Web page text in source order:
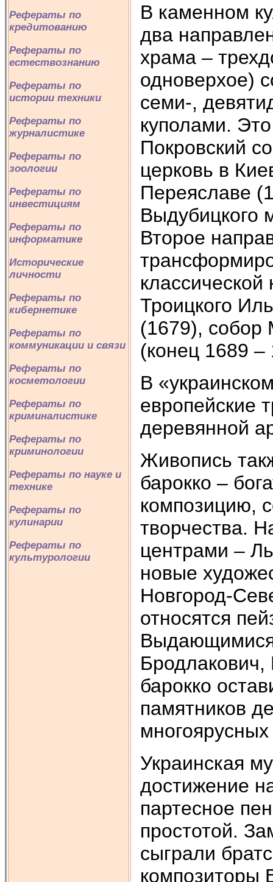
Рефераты по
кредитованию
Рефераты по
естествознанию
Рефераты по
истории техники
Рефераты по
журналистике
Рефераты по
зоологии
Рефераты по
инвестициям
Рефераты по
информатике
Исторические
личности
Рефераты по
кибернетике
Рефераты по
коммуникации и связи
Рефераты по
косметологии
Рефераты по
криминалистике
Рефераты по
криминологии
Рефераты по науке и
технике
Рефераты по
кулинарии
Рефераты по
культурологии
В каменном
два
храма –
одноверхое)
семи-,
куполами.
Покровский
церковь в
Переяславе
Выдубицкого
Второе
Троицкого
(1679), собор
(конец 1689
В
европейские
деревянной
Живопись
барокко –
композицию,
творчества.
центрами –
новые
Новгород-
относятся
барокко
памятников
Украинская
достижение
партесное
простотой.
сыграли
композиторы